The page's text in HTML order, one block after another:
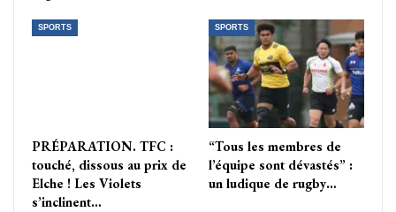
SPORTS
PRÉPARATION. TFC :
touché, dissous au prix de
Elche ! Les Violets
s’inclinent…
SPORTS
“Tous les membres de
l’équipe sont dévastés” :
un ludique de rugby…